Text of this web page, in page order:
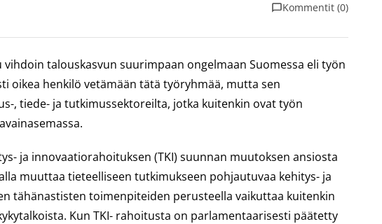
Kommentit (0)
talouskasvun suurimpaan ongelmaan Suomessa eli työn
oikea henkilö vetämään tätä työryhmää, mutta sen
, tiede- ja tutkimussektoreilta, jotka kuitenkin ovat työn
ja innovaatiorahoituksen (TKI) suunnan muutoksen ansiosta
muuttaa tieteelliseen tutkimukseen pohjautuvaa kehitys- ja
tähänastisten toimenpiteiden perusteella vaikuttaa kuitenkin
Kun TKI- rahoitusta on parlamentaarisesti päätetty